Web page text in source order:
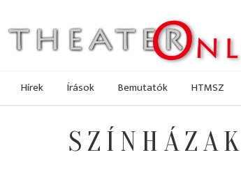
Hírek Írások Bemutatók HTMSZ
SZÍNHÁZAK